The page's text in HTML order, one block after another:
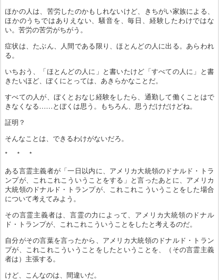
ほかの人は、苦労したのかもしれないけど、きちがい家族による、
ほかのうちではありえない、騒音を、毎日、経験したわけではな
い。苦労の苦労がちがう。
症状は、たぶん、人間である限り、ほとんどの人に出る。あらわれ
る。
いちおう、「ほとんどの人に」と書いたけど「すべての人に」と書
きたいほど、ぼくにとっては、あきらかなことだ。
すべての人が、ぼくとおなじ経験をしたら、通勤して働くことはで
きなくなる……とぼくは思う。もちろん、思うだけだけどね。
証明？
そんなことは、できるわけがないだろ。
* * *
ある言霊主義者が「一日以内に、アメリカ大統領のドナルド・トラ
ンプが、これこれこういうことをする」と言ったあとに、アメリカ
大統領のドナルド・トランプが、これこれこういうことをした場合
について考えてみよう。
その言霊主義者は、言霊の力によって、アメリカ大統領のドナル
ド・トランプが、これこれこういうことをしたと考えるのだ。
自分がその言葉を言ったから、アメリカ大統領のドナルド・トラン
プが、これこれこういうことをしたということを、（その言霊主義
者は）主張する。
けど、こんなのは、間違いだ。